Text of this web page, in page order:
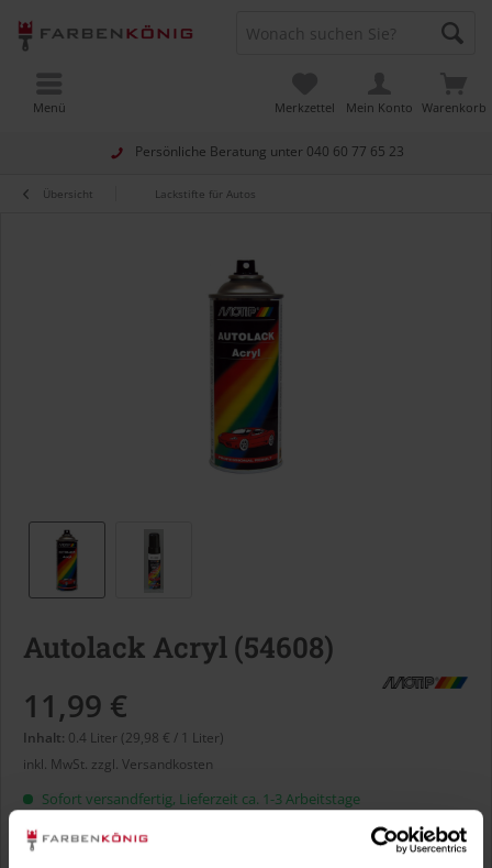
Persönliche Beratung unter 040 60 77 65 23
Warenkorb
Merkzettel Mein Konto
Menü
Übersicht Lackstifte für Autos
Autolack Acryl (54608)
11,99 €
Inhalt: 0.4 Liter (29,98 € / 1 Liter)
inkl. MwSt. zzgl. Versandkosten
Sofort versandfertig, Lieferzeit ca. 1-3 Arbeitstage
Liter: